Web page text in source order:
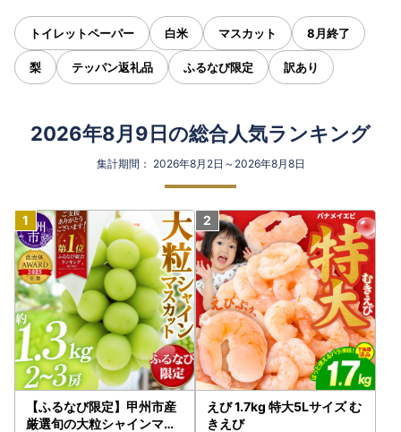
トイレットペーパー 白米 マスカット 8月終了
梨 テッパン返礼品 ふるなび限定 訳あり
2026年8月9日の総合人気ランキング
集計期間： 2026年8月2日～2026年8月8日
【ふるなび限定】甲州市産
厳選旬の大粒シャインマス
えび 1.7kg 特大5Lサイズ む
きえび